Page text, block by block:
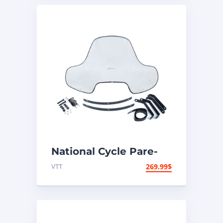
National Cycle Pare-
brise VTT Universel
VTT 269.99$